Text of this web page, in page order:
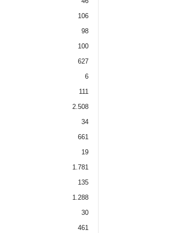
106
98
100
627
6
111
2.508
34
661
19
1.781
135
1.288
30
461